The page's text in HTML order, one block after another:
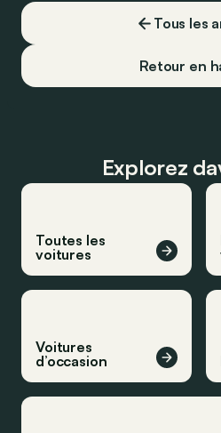
Tous les
Retour en
Explorez
Toutes les
voitures
Voitures
d’occasion